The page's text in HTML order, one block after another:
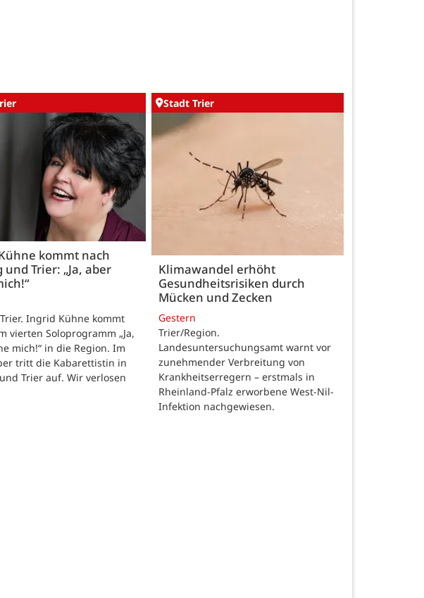
kommt nach
und Trier: „Ja, aber
Ingrid Kühne kommt
vierten Soloprogramm „Ja,
mich!“ in die Region. Im
tritt die Kabarettistin in
Trier auf. Wir verlosen
Stadt Trier
Klimawandel erhöht
Gesundheitsrisiken durch
Mücken und Zecken
Gestern
Trier/Region.
Landesuntersuchungsamt warnt vor
zunehmender Verbreitung von
Krankheitserregern – erstmals in
Rheinland-Pfalz erworbene West-Nil-
Infektion nachgewiesen.